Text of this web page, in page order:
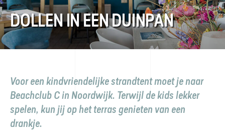
DOLLEN IN EEN DUINPAN
Voor een kindvriendelijke strandtent moet je naar
Beachclub C in Noordwijk. Terwijl de kids lekker
spelen, kun jij op het terras genieten van een
drankje.